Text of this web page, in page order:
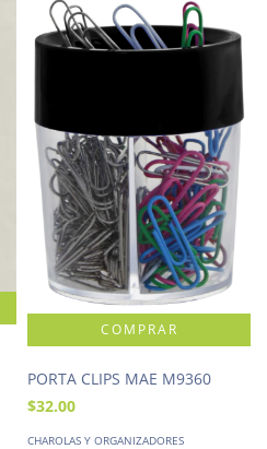
PORTA CLIPS MAE M9360
$32.00
CHAROLAS Y ORGANIZADORES